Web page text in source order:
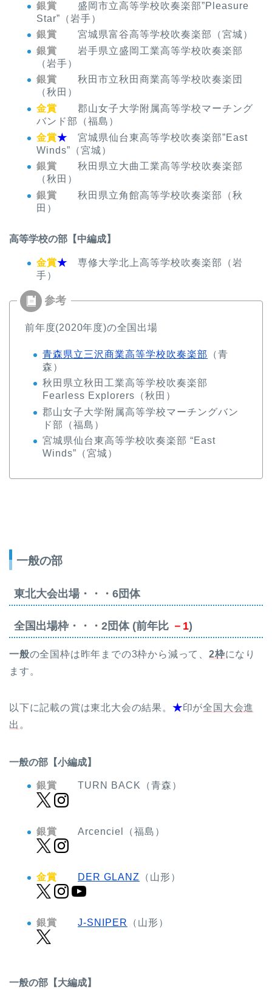
銀賞 盛岡市立高等学校吹奏楽部”Pleasure
Star”（岩手）
銀賞 宮城県富谷高等学校吹奏楽部（宮城）
銀賞 岩手県立盛岡工業高等学校吹奏楽部
（岩手）
銀賞 秋田市立秋田商業高等学校吹奏楽団
（秋田）
金賞 郡山女子大学附属高等学校マーチング
バンド部（福島）
金賞★ 宮城県仙台東高等学校吹奏楽部”East
Winds”（宮城）
銀賞 秋田県立大曲工業高等学校吹奏楽部
（秋田）
銀賞 秋田県立角館高等学校吹奏楽部（秋
田）
高等学校の部【中編成】
金賞★ 専修大学北上高等学校吹奏楽部（岩
手）
前年度(2020年度)の全国出場
青森県立三沢商業高等学校吹奏楽部
（青
森）
秋田県立秋田工業高等学校吹奏楽部
Fearless Explorers（秋田）
郡山女子大学附属高等学校マーチングバン
ド部（福島）
宮城県仙台東高等学校吹奏楽部 “East
Winds”（宮城）
一般の部
東北大会出場・・・6団体
全国出場枠・・・2団体 (前年比 －1)
一般の全国枠は昨年までの3枠から減って、2枠になり
ます。
以下に記載の賞は東北大会の結果。 ★印が全国大会進
出 。
一般の部【小編成】
銀賞 TURN BACK（青森）
銀賞 Arcenciel（福島）
金賞 DER GLANZ （山形）
銀賞 J-SNIPER （山形）
一般の部【大編成】